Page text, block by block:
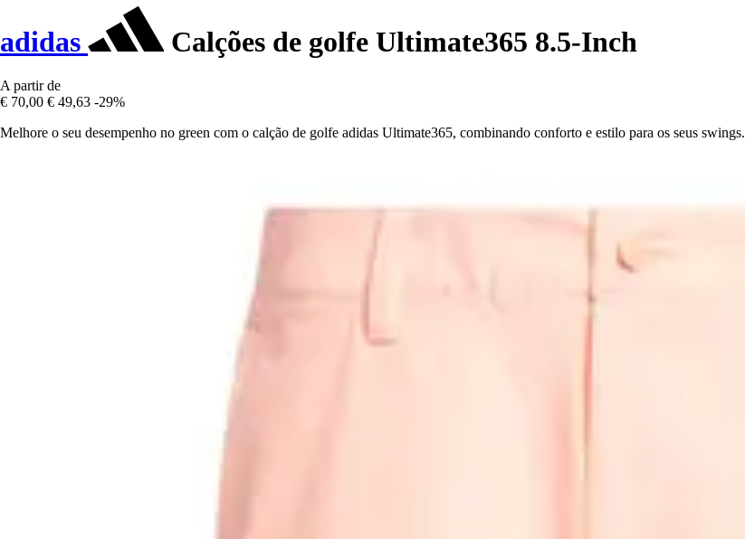
adidas Calções de golfe Ultimate365 8.5-Inch
A partir de
€ 70,00 € 49,63 -29%
Melhore o seu desempenho no green com o calção de golfe adidas Ultimate365, combinando conforto e estilo para os seus swings.